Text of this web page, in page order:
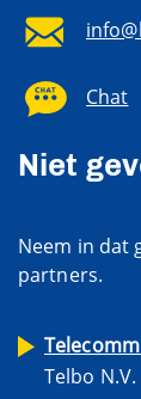
Chat
Niet
Neem in dat
partners.
Telbo N.V.